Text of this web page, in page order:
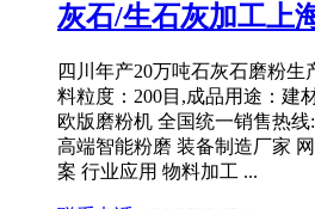
灰石/生石灰加工上
四川年产20万吨石灰石磨粉生
料粒度：200目,成品用途：建
欧版磨粉机 全国统一销售热
高端智能粉磨 装备制造厂家
案 行业应用 物料加工 ...